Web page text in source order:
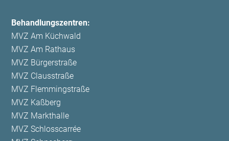
Behandlungszentren:
MVZ Am Küchwald
MVZ Am Rathaus
MVZ Bürgerstraße
MVZ Clausstraße
MVZ Flemmingstraße
MVZ Kaßberg
MVZ Markthalle
MVZ Schlosscarrée